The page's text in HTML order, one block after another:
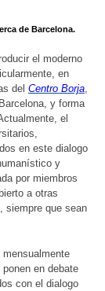
de Barcelona.
el moderno
en
del Centro Borja,
y forma
el
en este dialogo
y
por miembros
a otras
siempre que sean
en debate
con el dialogo